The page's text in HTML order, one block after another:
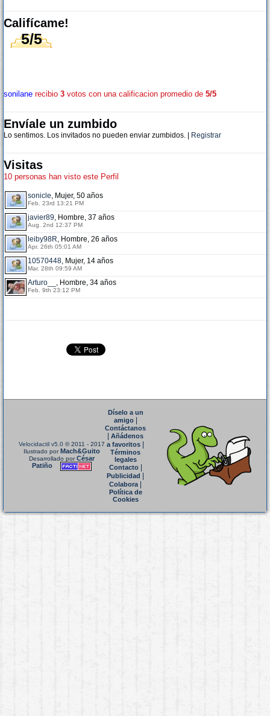
Califícame!
5/5
sonilane recibio 3 votos con una calificacion promedio de 5/5
Envíale un zumbido
Lo sentimos. Los invitados no pueden enviar zumbidos. | Registrar
Visitas
10 personas han visto este Perfil
sonicle, Mujer, 50 años
Feb. 23rd 13:21 PM
javier89, Hombre, 37 años
Aug. 2nd 12:37 PM
leiby98R, Hombre, 26 años
Apr. 26th 05:01 AM
10570448, Mujer, 14 años
Mar. 28th 09:59 AM
Arturo__ , Hombre, 34 años
Feb. 9th 23:12 PM
Velocidactil v5.0 © 2011 - 2017
Ilustrado porMach&Guito
Desarrollado porCésar
Patiño
Díselo a un
amigo|
Contáctanos
Añádenos
a favoritos
Términos
legales
Contacto|
Publicidad
Colabora|
Política de
Cookies